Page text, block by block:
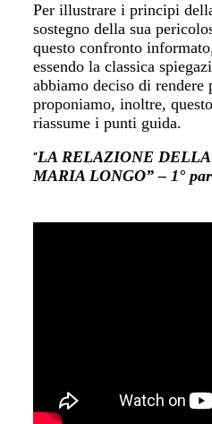
Per illustrare i principi
sostegno della sua
questo confronto
essendo la classica
abbiamo deciso di
proponiamo, inoltre,
riassume i punti guida.
“LA RELAZIONE
MARIA LONGO” – 1°